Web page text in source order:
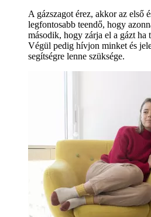
A gázszagot érez, akkor az első
legfontosabb teendő, hogy
második, hogy zárja el a gázt ha
Végül pedig hívjon minket és
segítségre lenne szüksége.